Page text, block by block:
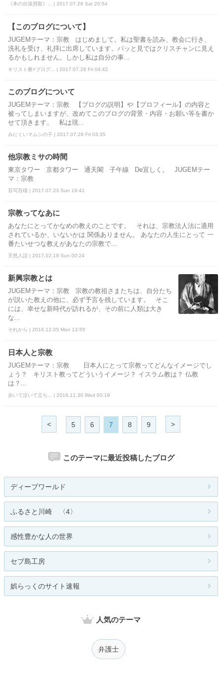
《本の出張買取》... | 2017.07.29 Sat 20:54
【このブログについて】
JUGEMテーマ：宗教 はじめまして。私は聖書を読み、教会に行き、
洗礼を受け、礼拝に出席しています。パッと見ではクリスチャンに見え
るかもしれません。しかし私は自分の事...
キリスト教×ブログ... | 2017.07.28 Fri 04:42
このブログについて
JUGEMテーマ：宗教 【ブログの説明】や【プロフィール】の内容と
被ってしまいますが、改めてこのブログの背景・内容・お願い等を書か
せて頂きます。 私は現...
みにくいマムシの子 | 2017.07.28 Fri 03:35
他宗教ミサの時間
東京タワー 京都タワー 通天閣 子午線 De宜しく。 JUGEMテー
マ：宗教
百写百様 | 2017.07.23 Sun 19:41
宗教ってなあに
あなたにとってかなめの教えのことです。 それは、宗教法人法に適用
されているか、いないかは 関係ありません。 あなたの人生にとって 一
番たいせつな教えがあなたの宗教で...
天然人誤 | 2017.02.19 Sun 00:24
新興宗教とは
JUGEMテーマ：宗教 宗教の教祖さまたちは、自分たち
が説いた教えの他に、必ず予言を残しています。 そこ
には、幸せな新時代が訪れるが、その前に人類は大き
な...
それから | 2016.12.05 Mon 13:55
日本人と宗教
JUGEMテーマ：宗教 日本人にとって宗教ってどんなイメージでし
ょう？ キリスト教ってどういうイメージ？ イスラム教は？ 仏教
は？...
歩いて泣いて立ち... | 2016.11.30 Wed 00:19
< 5 6 7 8 9 >
このテーマに最近投稿したブログ
ディープワールド
ふるさと川崎 〈4〉
感性豊かな人の世界
セブ島工房
娯らっくのサイト速報
人気のテーマ
弁護士